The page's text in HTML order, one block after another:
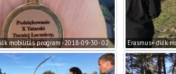
mobilitás program -2018-09-30- 02 Erasmus+ diák